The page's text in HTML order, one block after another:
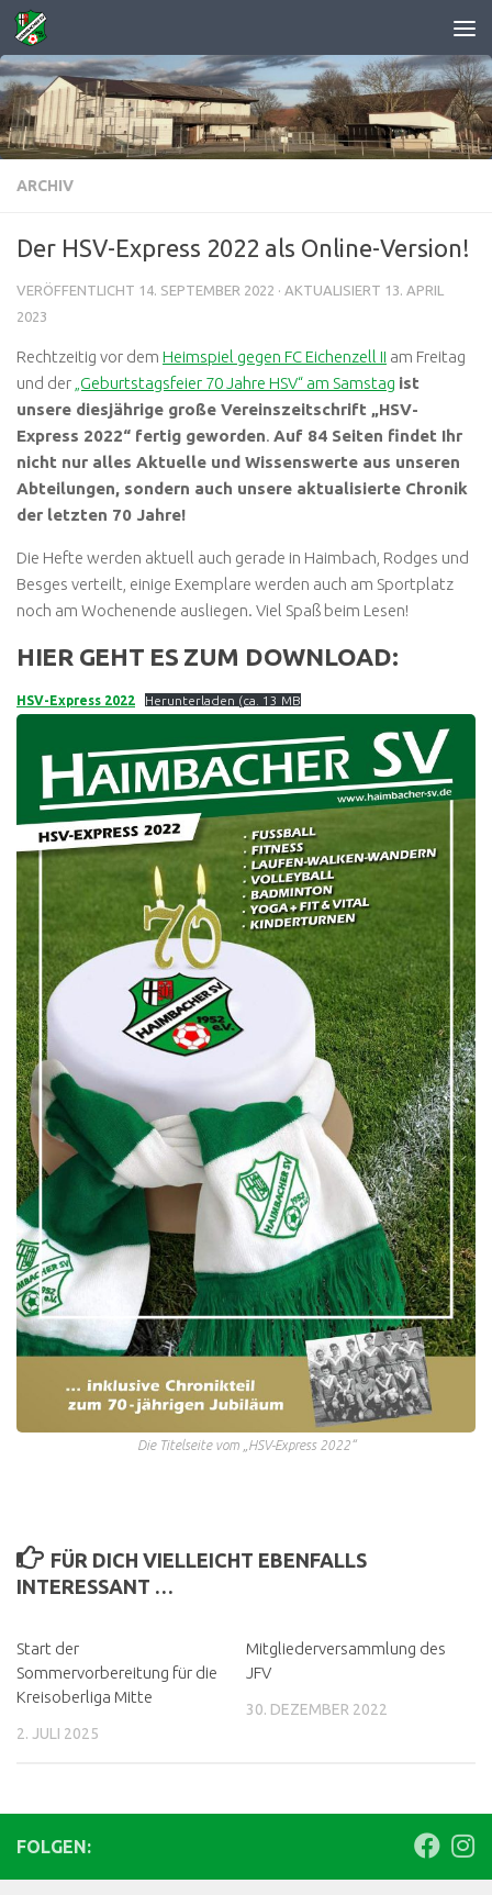
Zum Inhalt springen
ARCHIV
Der HSV-Express 2022 als Online-Version!
VERÖFFENTLICHT 14. SEPTEMBER 2022 · AKTUALISIERT 13. APRIL
2023
Rechtzeitig vor dem Heimspiel gegen FC Eichenzell II am Freitag
und der „Geburtstagsfeier 70 Jahre HSV“ am Samstag ist
unsere diesjährige große Vereinszeitschrift „HSV-
Express 2022“ fertig geworden. Auf 84 Seiten findet Ihr
nicht nur alles Aktuelle und Wissenswerte aus unseren
Abteilungen, sondern auch unsere aktualisierte Chronik
der letzten 70 Jahre!
Die Hefte werden aktuell auch gerade in Haimbach, Rodges und
Besges verteilt, einige Exemplare werden auch am Sportplatz
noch am Wochenende ausliegen. Viel Spaß beim Lesen!
HIER GEHT ES ZUM DOWNLOAD:
HSV-Express 2022 Herunterladen (ca. 13 MB
Die Titelseite vom „HSV-Express 2022“
FÜR DICH VIELLEICHT EBENFALLS
INTERESSANT …
Start der
Sommervorbereitung für die
Kreisoberliga Mitte
2. JULI 2025
Mitgliederversammlung des
JFV
30. DEZEMBER 2022
FOLGEN: